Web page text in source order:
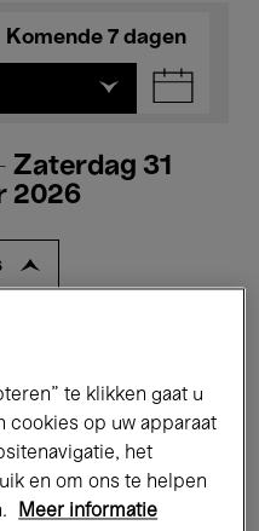
Komende 7 dagen
Zaterdag 31
2026
& Debatten
Global Music
te klikken gaat u
cookies op uw apparaat
het
en om ons te helpen
Meer informatie